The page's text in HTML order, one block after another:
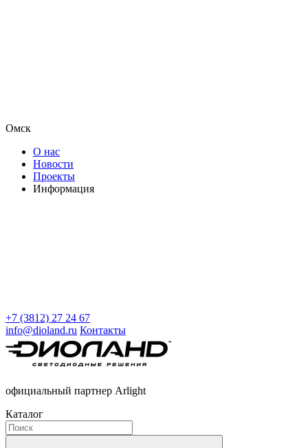
Омск
О нас
Новости
Проекты
Информация
+7 (3812) 27 24 67
info@dioland.ru Контакты
официальный партнер Arlight
Каталог